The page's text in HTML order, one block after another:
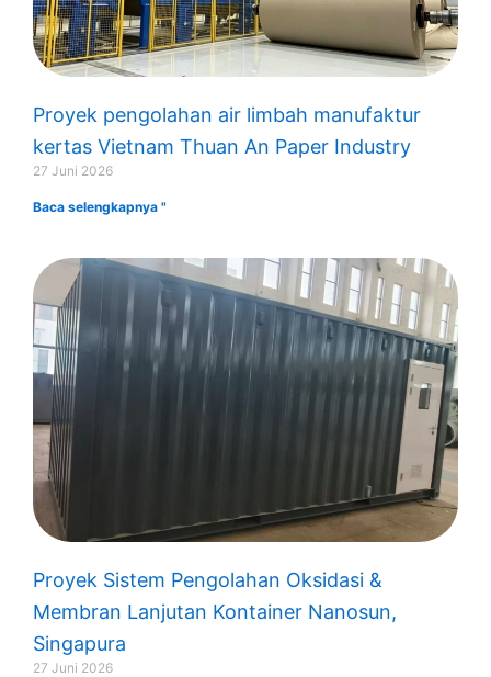
Proyek pengolahan air limbah manufaktur
kertas Vietnam Thuan An Paper Industry
27 Juni 2026
Baca selengkapnya "
Proyek Sistem Pengolahan Oksidasi &
Membran Lanjutan Kontainer Nanosun,
Singapura
27 Juni 2026